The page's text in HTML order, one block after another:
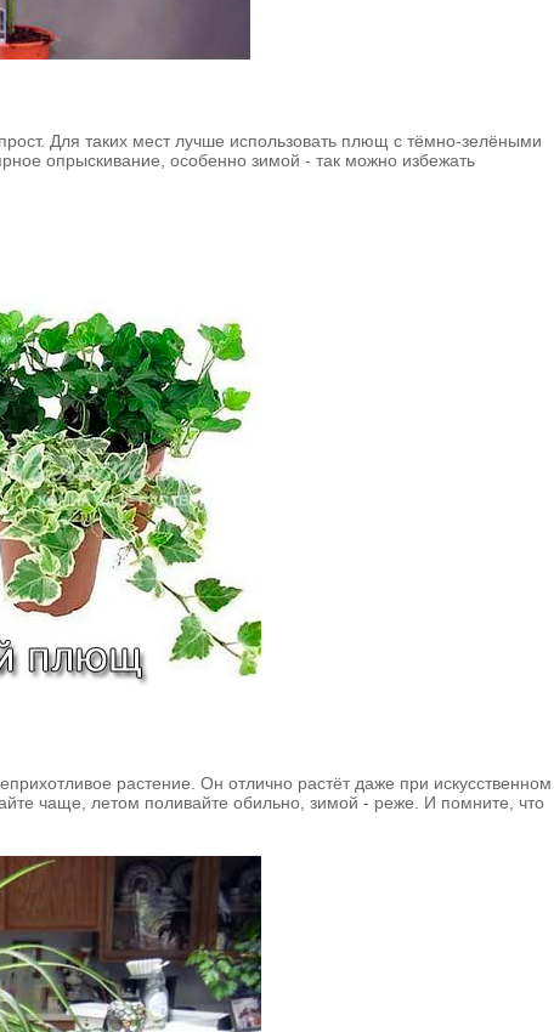
Для таких мест лучше использовать плющ с тёмно-зелёными
опрыскивание, особенно зимой - так можно избежать
растение. Он отлично растёт даже при искусственном
чаще, летом поливайте обильно, зимой - реже. И помните, что